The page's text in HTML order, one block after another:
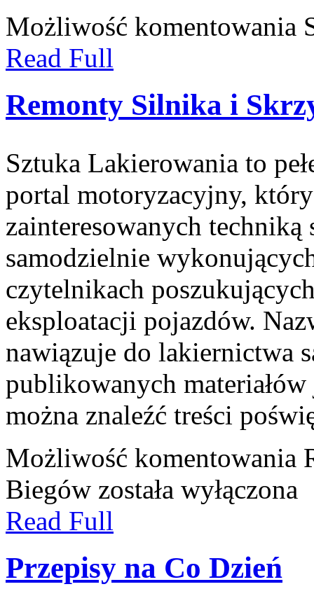
Możliwość komentowania
Read Full
Remonty Silnika i
Sztuka Lakierowania to
portal motoryzacyjny,
zainteresowanych techniką
samodzielnie
czytelnikach
eksploatacji pojazdów.
nawiązuje do lakiernictwa
publikowanych materiałów
można znaleźć treści
Możliwość komentowania
Biegów została wyłączona
Read Full
Przepisy na Co Dzień